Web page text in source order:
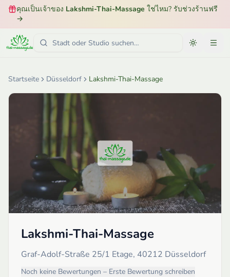
คุณเป็นเจ้าของ Lakshmi-Thai-Massage ใช่ไหม? รับช่วงร้านฟรี
→
Startseite Düsseldorf Lakshmi-Thai-Massage
Lakshmi-Thai-Massage
Graf-Adolf-Straße 25/1 Etage, 40212 Düsseldorf
Noch keine Bewertungen – Erste Bewertung schreiben